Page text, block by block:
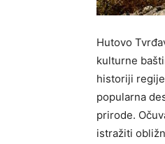
Hutovo
kulturne
historiji
popularna
prirode.
istražiti